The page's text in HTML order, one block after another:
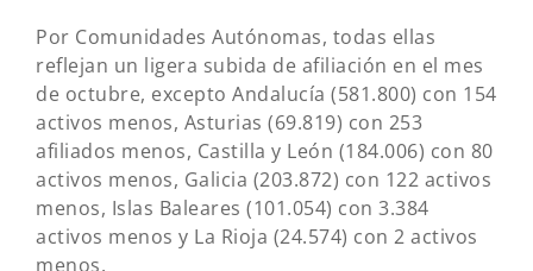
Por Comunidades Autónomas, todas ellas
reflejan un ligera subida de afiliación en el mes
de octubre, excepto Andalucía (581.800) con 154
activos menos, Asturias (69.819) con 253
afiliados menos, Castilla y León (184.006) con 80
activos menos, Galicia (203.872) con 122 activos
menos, Islas Baleares (101.054) con 3.384
activos menos y La Rioja (24.574) con 2 activos
menos.